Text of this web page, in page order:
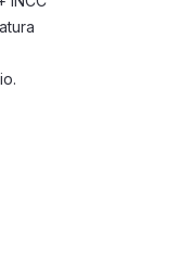
estarão disponíveis